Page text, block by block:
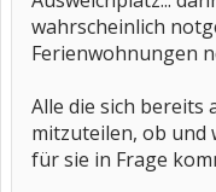
wahrscheinlich
Ferienwohnungen
Alle die sich bereits
mitzuteilen, ob und
für sie in Frage